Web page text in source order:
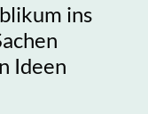
ins
Ideen